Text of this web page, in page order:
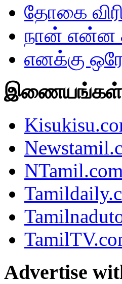
தோகை
நான் என்ன
எனக்கு
இணையங்கள்
NTamil.com
Advertise